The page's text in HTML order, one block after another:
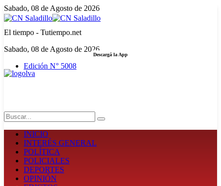
Sabado, 08 de Agosto de 2026
El tiempo - Tutiempo.net
Sabado, 08 de Agosto de 2026
Edición N° 5008
Descargá la App
INICIO
INTERÉS GENERAL
POLÍTICA
POLICIALES
DEPORTES
OPINIÓN